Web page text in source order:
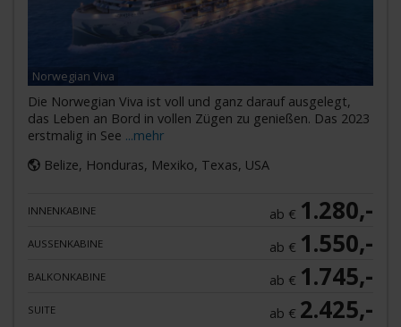
Norwegian Viva
Die Norwegian Viva ist voll und ganz darauf ausgelegt,
das Leben an Bord in vollen Zügen zu genießen. Das 2023
erstmalig in See ...mehr
Belize, Honduras, Mexiko, Texas, USA
INNENKABINE ab € 1.280,-
AUSSENKABINE ab € 1.550,-
BALKONKABINE ab € 1.745,-
SUITE ab € 2.425,-